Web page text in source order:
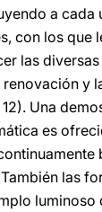
a cada
con los que
las
renovación y
12). Una
es
las
luminoso